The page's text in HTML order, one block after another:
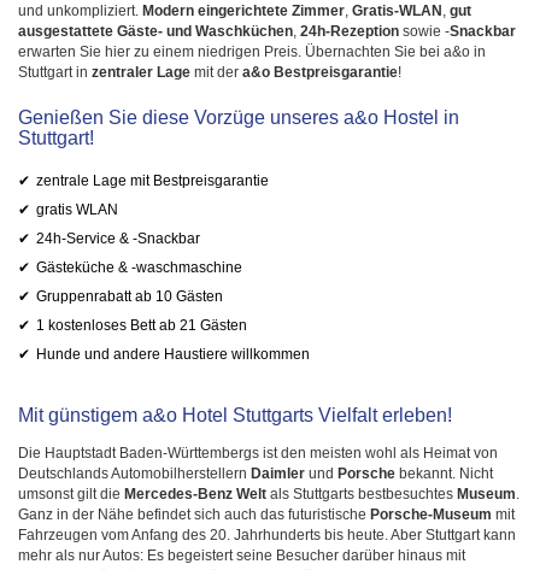
und unkompliziert. Modern eingerichtete Zimmer, Gratis-WLAN, gut
ausgestattete Gäste- und Waschküchen, 24h-Rezeption sowie -Snackbar
erwarten Sie hier zu einem niedrigen Preis. Übernachten Sie bei a&o in
Stuttgart in zentraler Lage mit der a&o Bestpreisgarantie!
Genießen Sie diese Vorzüge unseres a&o Hostel in
Stuttgart!
zentrale Lage mit Bestpreisgarantie
gratis WLAN
24h-Service & -Snackbar
Gästeküche & -waschmaschine
Gruppenrabatt ab 10 Gästen
1 kostenloses Bett ab 21 Gästen
Hunde und andere Haustiere willkommen
Mit günstigem a&o Hotel Stuttgarts Vielfalt erleben!
Die Hauptstadt Baden-Württembergs ist den meisten wohl als Heimat von
Deutschlands Automobilherstellern Daimler und Porsche bekannt. Nicht
umsonst gilt die Mercedes-Benz Welt als Stuttgarts bestbesuchtes Museum.
Ganz in der Nähe befindet sich auch das futuristische Porsche-Museum mit
Fahrzeugen vom Anfang des 20. Jahrhunderts bis heute. Aber Stuttgart kann
mehr als nur Autos: Es begeistert seine Besucher darüber hinaus mit